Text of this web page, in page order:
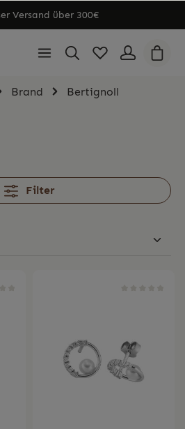
Versand über 300€
Brand Bertignoll
Filter